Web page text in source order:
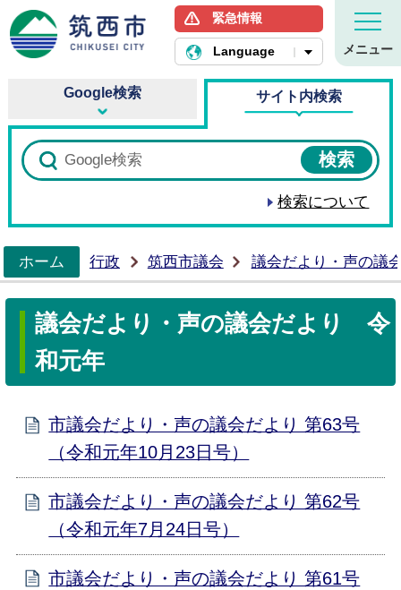
筑西市ホームページ
緊急情報
Language メニュー
Google検索 サイト内検索
検索について
ホーム
行政 筑西市議会 議会だより・声の議
議会だより・声の議会だより 令
和元年
市議会だより・声の議会だより 第63号
（令和元年10月23日号）
市議会だより・声の議会だより 第62号
（令和元年7月24日号）
市議会だより・声の議会だより 第61号